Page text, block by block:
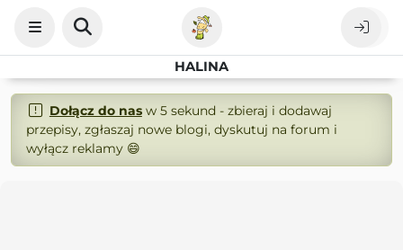
HALINA
Dołącz do nasw 5 sekund - zbieraj i dodawaj
przepisy, zgłaszaj nowe blogi, dyskutuj na forum i
wyłącz reklamy 😄